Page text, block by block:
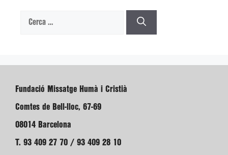
Cerca:
Fundació Missatge Humà i Cristià
Comtes de Bell-lloc, 67-69
08014 Barcelona
T. 93 409 27 70 / 93 409 28 10